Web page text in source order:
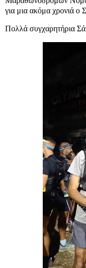
για μια ακόμα χρονιά ο
Πολλά συγχαρητήρια